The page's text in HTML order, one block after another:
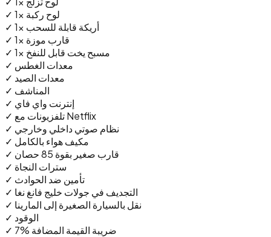
✓ 1x لوح ركبة
✓ 1x أريكة قابلة للسحب
✓ 1x قارب موزة
✓ 1x مسبح يخت قابل للنفخ
✓ معدات الغطس
✓ معدات الصيد
✓ المناشف
✓ إنترنت واي فاي
✓ تلفزيونات مع Netflix
✓ نظام صوتي داخلي وخارجي
✓ مكيف هواء بالكامل
✓ قارب صغير بقوة 85 حصان
✓ سترات النجاة
✓ تأمين ضد الحوادث
✓ التجديف في جولات خليج فانغ نغا
✓ نقل بالسيارة الصغيرة إلى المارينا
✓ الوقود
✓ 7% ضريبة القيمة المضافة